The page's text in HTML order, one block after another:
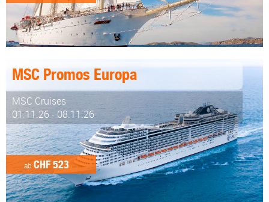
MSC Promos Europa
MSC Cruises
01.11.26 - 08.11.26
ab CHF 523